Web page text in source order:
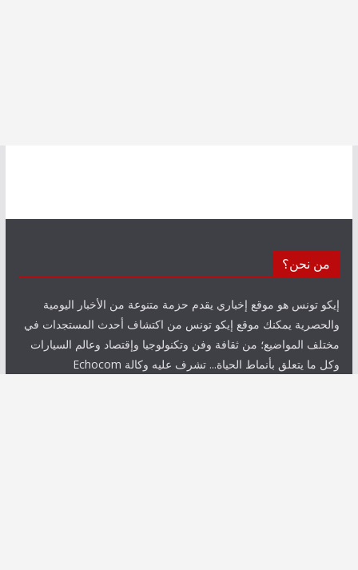
من نحن؟
إيكو تونس هو موقع إخباري يقدم حزمة متنوعة من الأخبار اليومية
والحصرية يمكنك موقع إيكو تونس من اكتشاف أحدث المستجدات في
مختلف المواضيع؛ من ثقافة وفن وتكنولوجيا وإقتصاد وعالم السيارات
وكل ما يتعلق بأنماط الحياة... تشرف عليه وكالة Echocom